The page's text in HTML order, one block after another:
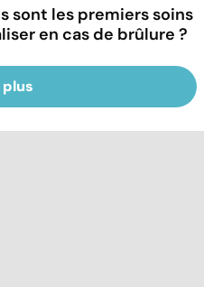
sont les premiers soins
en cas de brûlure ?